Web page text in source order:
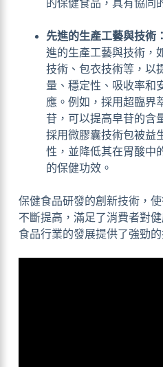
的保健食品，具有協同
先進的生產工藝與技術：
進的生產工藝與技術，
技術、包衣技術等，以
量、穩定性、吸收率和
應。例如，採用超臨界
苷，可以提高皁苷的含
採用微膠囊技術包被益
性，並降低其在胃酸中
的保健功效。
保健食品研發的創新技術，
不斷提高，滿足了消費者對
食品行業的發展提供了強勁的